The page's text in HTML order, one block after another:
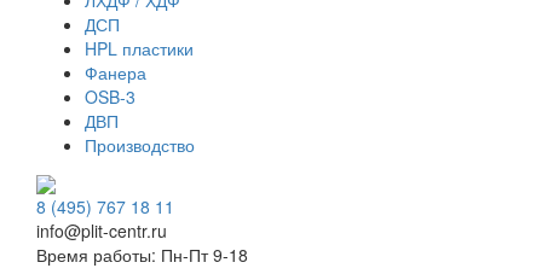
ДСП
HPL пластики
Фанера
OSB-3
ДВП
Производство
8 (495) 767 18 11
info@plit-centr.ru
Время работы: Пн-Пт 9-18